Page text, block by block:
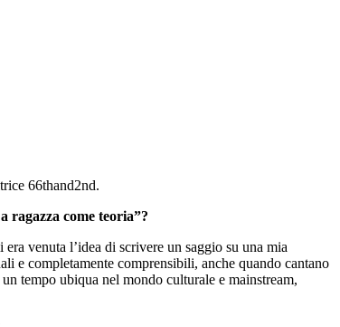
66thand2nd.
ragazza come teoria”?
venuta l’idea di scrivere un saggio su una mia
e completamente comprensibili, anche quando cantano
tempo ubiqua nel mondo culturale e mainstream,